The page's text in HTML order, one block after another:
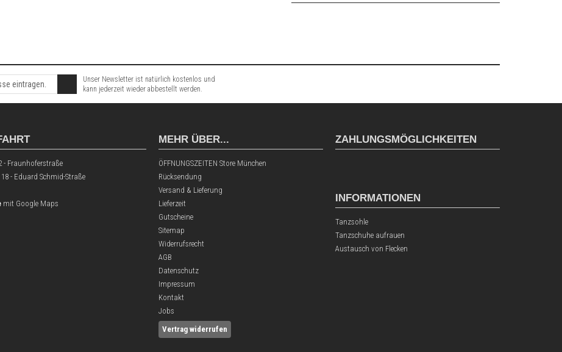
Unser Newsletter ist natürlich kostenlos und
kann jederzeit wieder abbestellt werden.
- Fraunhoferstraße
- Eduard Schmid-Straße
mit Google Maps
MEHR ÜBER...
ÖFFNUNGSZEITEN Store München
Rücksendung
Versand & Lieferung
Lieferzeit
Gutscheine
Sitemap
Widerrufsrecht
AGB
Datenschutz
Impressum
Kontakt
Jobs
Vertrag widerrufen
ZAHLUNGSMÖGLICHKEITEN
INFORMATIONEN
Tanzsohle
Tanzschuhe aufrauen
Austausch von Flecken